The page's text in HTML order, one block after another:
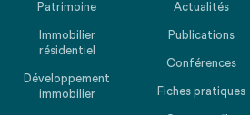
Patrimoine
Immobilier
résidentiel
Développement
immobilier
Actualités
Publications
Conférences
Fiches pratiques